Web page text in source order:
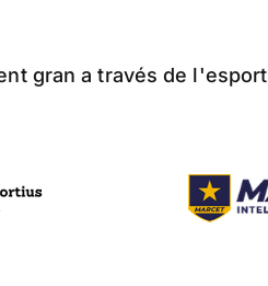
gran a través de l'esport